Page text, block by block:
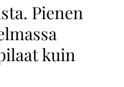
Pienen
kuin